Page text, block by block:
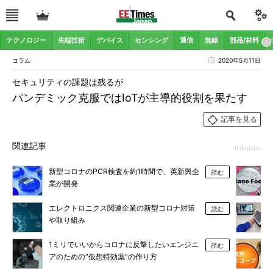
テクノロジー 先端技術 デバイス センシング 通信 無線 部品/材料
コラム 2020年5月11日
パンデミック克服ではIoTが主導的役割を果たす
セキュリティの課題は残るが
記事を見る
関連記事 6 Articles
新型コロナのPCR検査を約1時間で、英新興企
業が開発
読む
エレクトロニクス関連企業の新型コロナ対策
や取り組み
読む
1ミリでいいからコロナに反撃したいエンジニ
アのための“仮想特効薬”の作り方
読む